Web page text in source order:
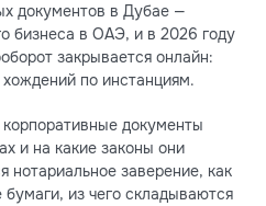
документов в Дубае —
бизнеса в ОАЭ, и в 2026 году
закрывается онлайн:
по инстанциям.
документы
и на какие законы они
нотариальное заверение, как
из чего складываются